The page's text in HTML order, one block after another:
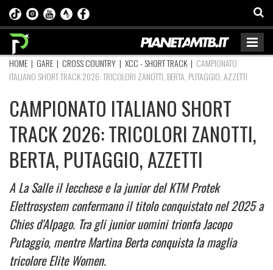
HOME | GARE | CROSS COUNTRY | XCC - SHORT TRACK | CAMPIONATO
ITALIANO SHORT TRACK 2026: TRICOLORI ZANOTTI, BERTA, PUTAGGIO, AZZETTI
CAMPIONATO ITALIANO SHORT
TRACK 2026: TRICOLORI ZANOTTI,
BERTA, PUTAGGIO, AZZETTI
A La Salle il lecchese e la junior del KTM Protek
Elettrosystem confermano il titolo conquistato nel 2025 a
Chies d'Alpago. Tra gli junior uomini trionfa Jacopo
Putaggio, mentre Martina Berta conquista la maglia
tricolore Elite Women.